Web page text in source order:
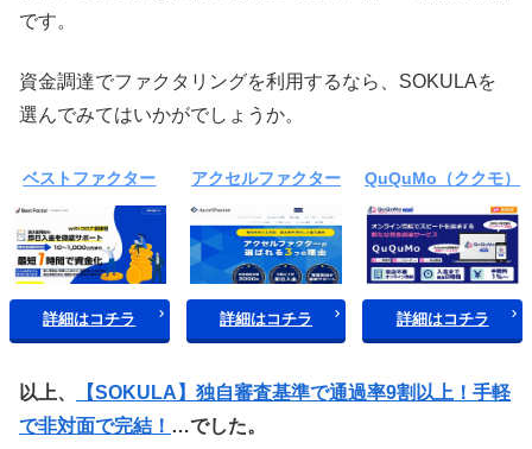
です。
資金調達でファクタリングを利用するなら、SOKULAを
選んでみてはいかがでしょうか。
ベストファクター
詳細はコチラ
アクセルファクター
詳細はコチラ
QuQuMo（ククモ）
詳細はコチラ
以上、
【SOKULA】独自審査基準で通過率9割以上！手軽
で非対面で完結！ …でした。